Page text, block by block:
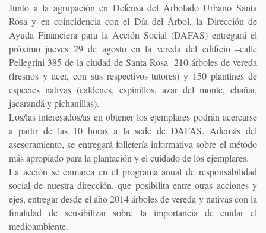
Junto a la agrupación en Defensa del Arbolado Urbano Santa
Rosa y en coincidencia con el Día del Árbol, la Dirección de
Ayuda Financiera para la Acción Social (DAFAS) entregará el
próximo jueves 29 de agosto en la vereda del edificio –calle
Pellegrini 385 de la ciudad de Santa Rosa- 210 árboles de vereda
(fresnos y acer, con sus respectivos tutores) y 150 plantines de
especies nativas (caldenes, espinillos, azar del monte, chañar,
jacarandá y pichanillas).
Los/las interesados/as en obtener los ejemplares podrán acercarse
a partir de las 10 horas a la sede de DAFAS. Además del
asesoramiento, se entregará folletería informativa sobre el método
más apropiado para la plantación y el cuidado de los ejemplares.
La acción se enmarca en el programa anual de responsabilidad
social de nuestra dirección, que posibilita entre otras acciones y
ejes, entregar desde el año 2014 árboles de vereda y nativas con la
finalidad de sensibilizar sobre la importancia de cuidar el
medioambiente.